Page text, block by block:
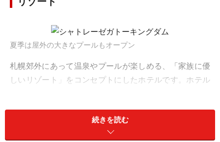
夏季は屋外の大きなプールもオープン
札幌郊外にあって温泉やプールが楽しめる、「家族に優
しいリゾート」をコンセプトにしたホテルです。ホテル
デビューに最適な水深約15cmの「幼児プール」（屋内）
があり、すぐ隣の「キッズプール（水深約50cm）」に
は、大きな水鉄砲や滑り台などの楽しい遊具も。夏季に
続きを読む